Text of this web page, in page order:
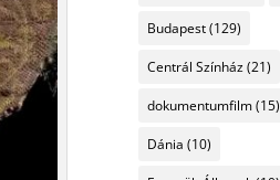
Budapest(129)
Centrál Színház(21)
dokumentumfilm(15)
Dánia (10)